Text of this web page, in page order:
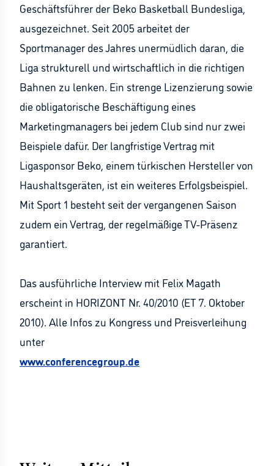
Geschäftsführer der Beko Basketball Bundesliga,
ausgezeichnet. Seit 2005 arbeitet der
Sportmanager des Jahres unermüdlich daran, die
Liga strukturell und wirtschaftlich in die richtigen
Bahnen zu lenken. Ein strenge Lizenzierung sowie
die obligatorische Beschäftigung eines
Marketingmanagers bei jedem Club sind nur zwei
Beispiele dafür. Der langfristige Vertrag mit
Ligasponsor Beko, einem türkischen Hersteller von
Haushaltsgeräten, ist ein weiteres Erfolgsbeispiel.
Mit Sport 1 besteht seit der vergangenen Saison
zudem ein Vertrag, der regelmäßige TV-Präsenz
garantiert.
Das ausführliche Interview mit Felix Magath
erscheint in HORIZONT Nr. 40/2010 (ET 7. Oktober
2010). Alle Infos zu Kongress und Preisverleihung
unter
www.conferencegroup.de